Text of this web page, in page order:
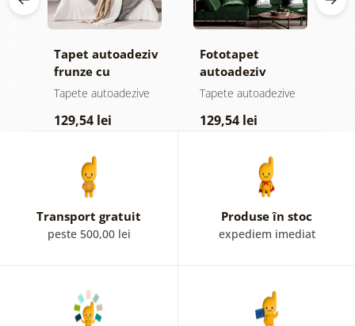
Tapet autoadeziv
frunze cu
atingere
Tapete autoadezive
129,54 lei
Fototapet
autoadeziv
pădure în ceață
Tapete autoadezive
129,54 lei
Transport gratuit
peste 500,00 lei
Produse în stoc
expediem imediat